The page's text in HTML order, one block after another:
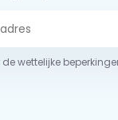
de wettelijke